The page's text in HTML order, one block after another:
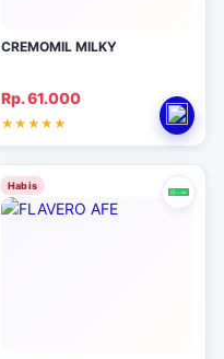
CREMOMIL MILKY
Rp. 61.000
Habis